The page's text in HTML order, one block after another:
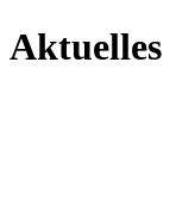
Aktuelles